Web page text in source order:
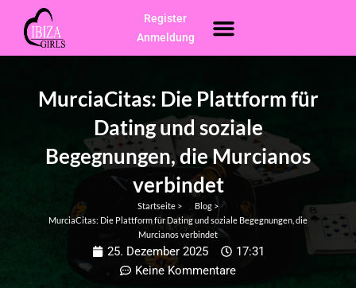
Inhalt
springen
Menü
Register
Anmeldung
MurciaCitas: Die Plattform für
Dating und soziale
Begegnungen, die Murcianos
verbindet
Startseite >
Blog >
MurciaCitas: Die Plattform für Dating und soziale Begegnungen, die
Murcianos verbindet
25. Dezember 2025
17:31
Keine Kommentare